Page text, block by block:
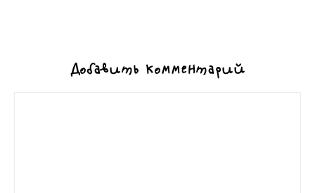
Добавить комментарий